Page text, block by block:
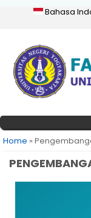
Bahasa
You are here
Home »